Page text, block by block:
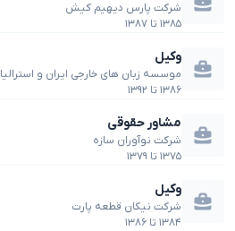
شرکت پارس دیهیم کیش
۱۳۸۵ تا ۱۳۸۷
وکیل
موسسه زبان های خارجی ایران و استرالیا
۱۳۸۶ تا ۱۳۹۲
مشاور حقوقی
شرکت نوآوران سازه
۱۳۷۵ تا ۱۳۷۹
وکیل
شرکت نیکان قطعه پارت
۱۳۸۴ تا ۱۳۸۶